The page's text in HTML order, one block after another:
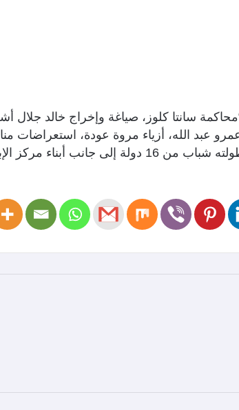
سانتا كلوز، صياغة وإخراج خالد جلال
عبد الله، أزياء مروة عودة، استعراضات
مركز الإبداع الفنى.